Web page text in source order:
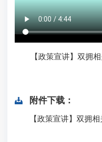
【政策宣讲】双拥相
附件下载：
【政策宣讲】双拥